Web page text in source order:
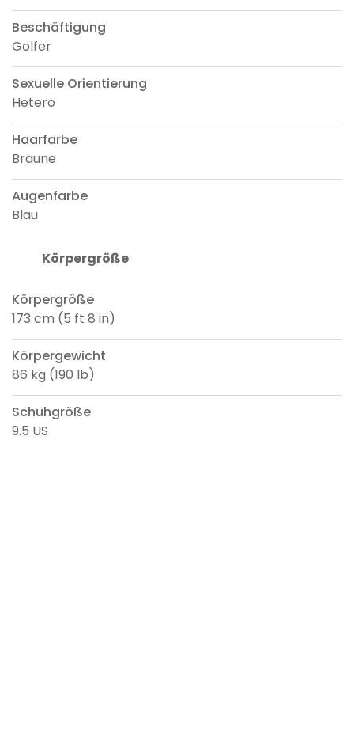
Beschäftigung
Golfer
Sexuelle Orientierung
Hetero
Haarfarbe
Braune
Augenfarbe
Blau
Körpergröße
Körpergröße
173 cm (5 ft 8 in)
Körpergewicht
86 kg (190 lb)
Schuhgröße
9.5 US